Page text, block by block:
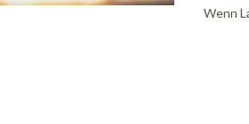
Wenn